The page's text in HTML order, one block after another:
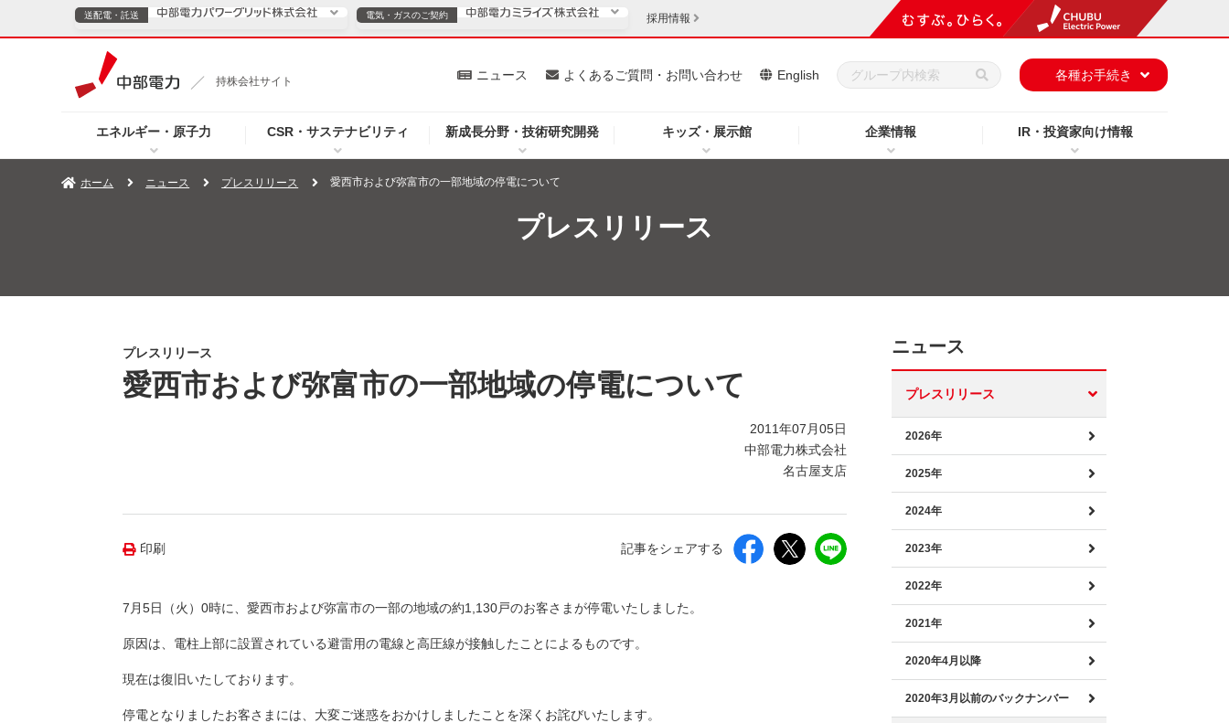
持株会社サイト
エネルギー・原子力 CSR・サステナビリティ 新成長分野・技術研究開発 キッズ・展示館 企業情報 IR・投資家向け情報
ニュース よくあるご質問・お問い合わせ English 各種お手続き
送配電・託送
TOPページへ ご案内 安定供給
企業情報
電気・ガスのご契約
電気・ガスのご契約
TOPページへ 個人のお客さま 法人のお客さま
採用情報
ホーム ニュース プレスリリース 愛西市および弥富市の一部地域の停電について
プレスリリース
プレスリリース
愛西市および弥富市の一部地域の停電について
2011年07月05日
中部電力株式会社
名古屋支店
印刷 記事をシェアする
7月5日（火）0時に、愛西市および弥富市の一部の地域の約1,130戸のお客さまが停電いたしました。
原因は、電柱上部に設置されている避雷用の電線と高圧線が接触したことによるものです。
現在は復旧いたしております。
停電となりましたお客さまには、大変ご迷惑をおかけしましたことを深くお詫びいたします。
ニュース
プレスリリース
2026年
2025年
2024年
2023年
2022年
2021年
2020年4月以降
2020年3月以前のバックナンバー